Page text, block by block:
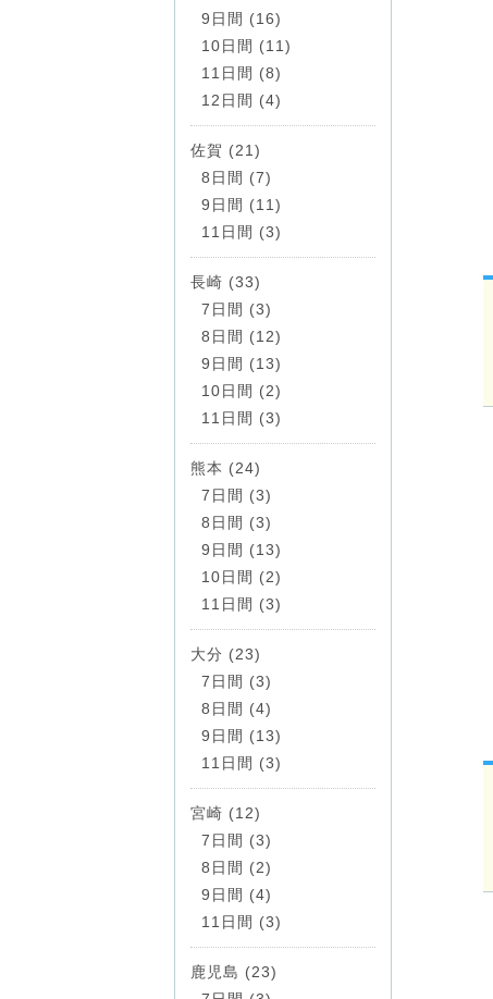
9日間 (16)
10日間 (11)
11日間 (8)
12日間 (4)
佐賀 (21)
8日間 (7)
9日間 (11)
11日間 (3)
長崎 (33)
7日間 (3)
8日間 (12)
9日間 (13)
10日間 (2)
11日間 (3)
熊本 (24)
7日間 (3)
8日間 (3)
9日間 (13)
10日間 (2)
11日間 (3)
大分 (23)
7日間 (3)
8日間 (4)
9日間 (13)
11日間 (3)
宮崎 (12)
7日間 (3)
8日間 (2)
9日間 (4)
11日間 (3)
鹿児島 (23)